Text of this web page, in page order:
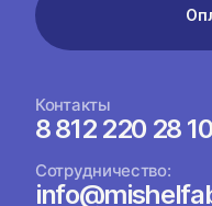
Контакты
8 812 220 28 10
Сотрудничество: